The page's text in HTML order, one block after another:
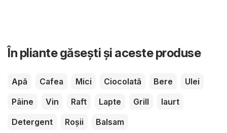
În pliante găsești și aceste produse
Apă Cafea Mici Ciocolată Bere
Ulei
Pâine
Vin Raft Lapte Grill
Iaurt
Detergent
Roșii Balsam